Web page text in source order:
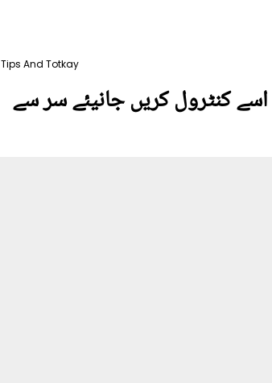
Tips And Totkay
کنٹرول کریں جانیئے سر سے